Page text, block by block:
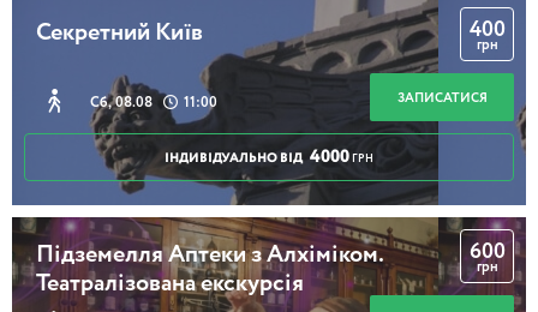
Секретний Київ
Сб, 08.08 11:00
400
грн
ЗАПИСАТИСЯ
ІНДИВІДУАЛЬНО ВІД 4000 ГРН
Підземелля Аптеки з Алхіміком.
Театралізована екскурсія
600
грн